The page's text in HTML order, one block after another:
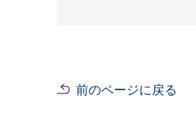
前のページに戻る